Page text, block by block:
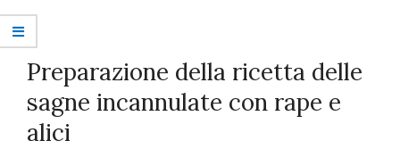
Preparazione della ricetta delle
sagne incannulate con rape e
alici